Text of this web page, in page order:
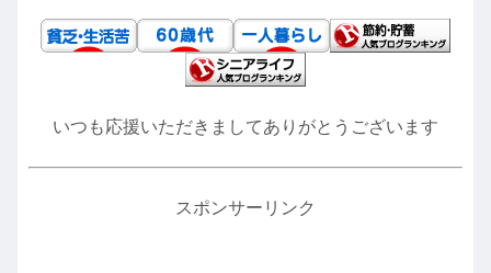
いつも応援いただきましてありがとうございます
スポンサーリンク